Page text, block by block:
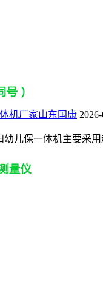
机厂家山东国康
儿保一体机主要采